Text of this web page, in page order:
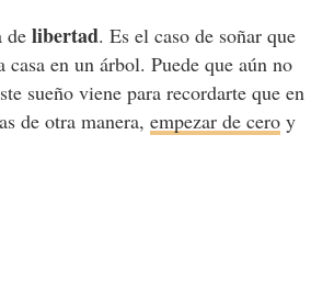
delibertad. Es el caso de soñar que
en un árbol. Puede que aún no
sueño viene para recordarte que en
de otra manera,empezar de cero y